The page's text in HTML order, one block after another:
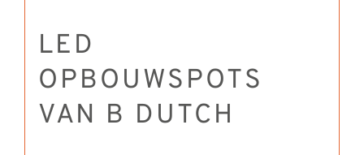
LED
OPBOUWSPOTS
VAN B DUTCH